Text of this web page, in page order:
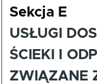
Sekcja E
USŁUGI
ŚCIEKI I
ZWIĄZANE